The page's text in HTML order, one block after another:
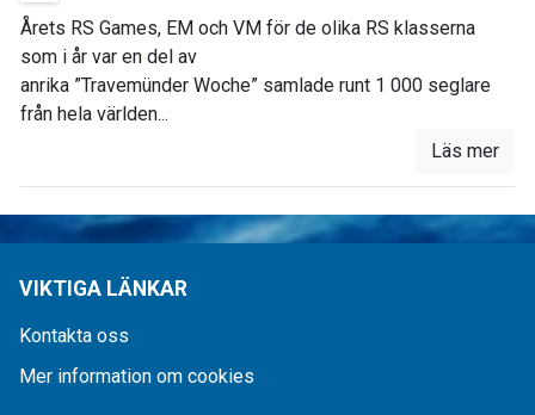
Årets RS Games, EM och VM för de olika RS klasserna
som i år var en del av
anrika ”Travemünder Woche” samlade runt 1 000 seglare
från hela världen...
Läs mer
VIKTIGA LÄNKAR
Kontakta oss
Mer information om cookies